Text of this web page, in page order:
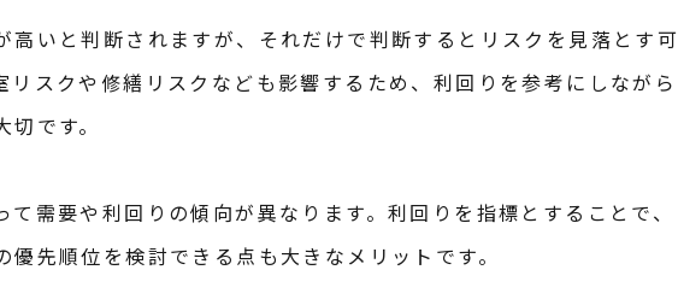
いと判断されますが、それだけで判断するとリスクを見落とす可
スクや修繕リスクなども影響するため、利回りを参考にしながら
です。
需要や利回りの傾向が異なります。利回りを指標とすることで、
先順位を検討できる点も大きなメリットです。